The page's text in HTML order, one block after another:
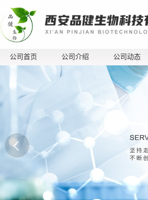
公司首页 公司介绍 公司动态